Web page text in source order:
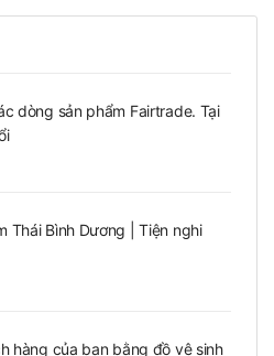
dòng sản phẩm Fairtrade. Tại
Thái Bình Dương | Tiện nghi
hàng của bạn bằng đồ vệ sinh